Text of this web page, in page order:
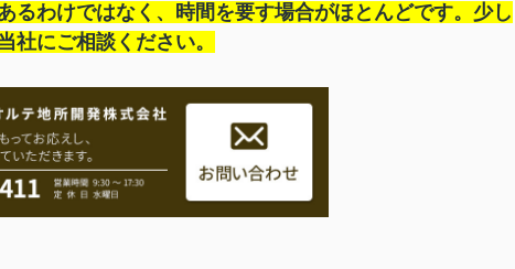
るわけではなく、時間を要す場合がほとんどです。少し
社にご相談ください。